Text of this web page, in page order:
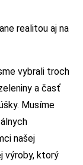
realitou aj na
vybrali troch
a časť
Musíme
našej
výroby, ktorý